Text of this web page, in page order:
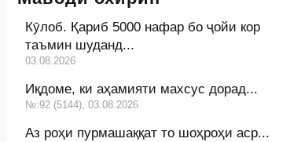
Кӯлоб. Қариб 5000 нафар бо ҷойи кор
таъмин шуданд...
03.08.2026
Иқдоме, ки аҳамияти махсус дорад...
№:92 (5144), 03.08.2026
Аз роҳи пурмашаққат то шоҳроҳи аср...